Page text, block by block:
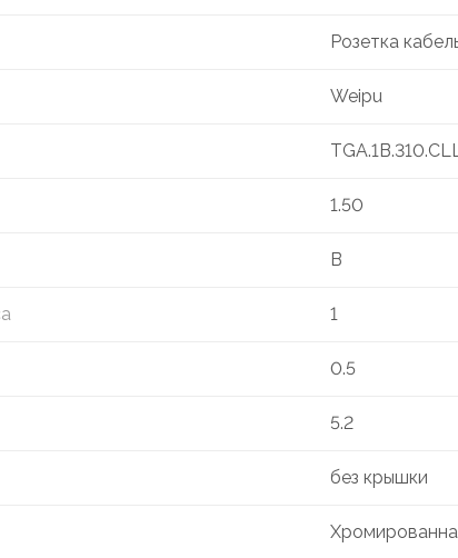
Розетка
Weipu
1.50
B
1
0.5
5.2
без крышки